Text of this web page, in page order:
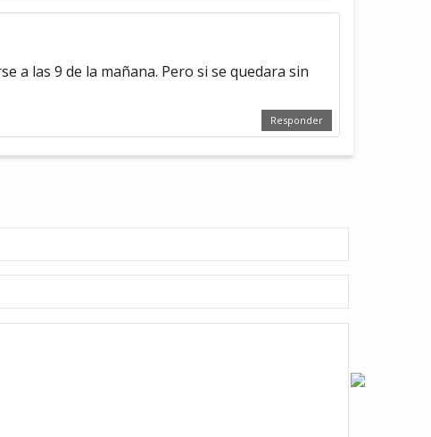
a las 9 de la mañana. Pero si se quedara sin
Responder